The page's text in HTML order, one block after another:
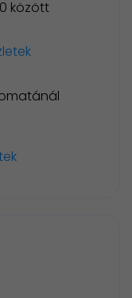
között